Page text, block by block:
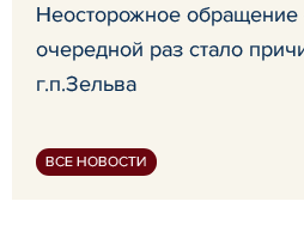
Неосторожное обращение
очередной раз стало
г.п.Зельва
ВСЕ НОВОСТИ